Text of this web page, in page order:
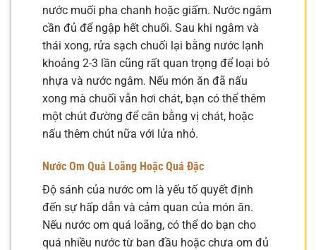
nước muối pha chanh hoặc giấm. Nước ngâm
cần đủ để ngập hết chuối. Sau khi ngâm và
thái xong, rửa sạch chuối lại bằng nước lạnh
khoảng 2-3 lần cũng rất quan trọng để loại bỏ
nhựa và nước ngâm. Nếu món ăn đã nấu
xong mà chuối vẫn hơi chát, bạn có thể thêm
một chút đường để cân bằng vị chát, hoặc
nấu thêm chút nữa với lửa nhỏ.
Nước Om Quá Loãng Hoặc Quá Đặc
Độ sánh của nước om là yếu tố quyết định
đến sự hấp dẫn và cảm quan của món ăn.
Nếu nước om quá loãng, có thể do bạn cho
quá nhiều nước từ ban đầu hoặc chưa om đủ